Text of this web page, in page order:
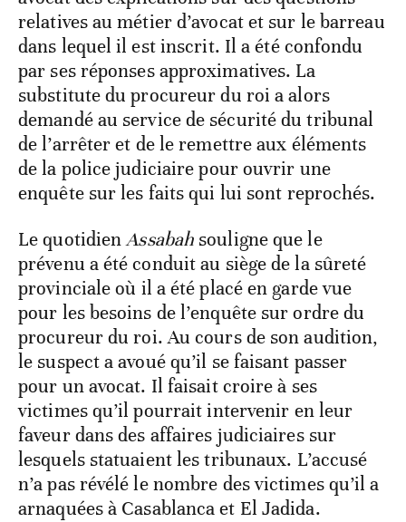
relatives au métier d’avocat et sur le barreau
dans lequel il est inscrit. Il a été confondu
par ses réponses approximatives. La
substitute du procureur du roi a alors
demandé au service de sécurité du tribunal
de l’arrêter et de le remettre aux éléments
de la police judiciaire pour ouvrir une
enquête sur les faits qui lui sont reprochés.
Le quotidienAssabah souligne que le
prévenu a été conduit au siège de la sûreté
provinciale où il a été placé en garde vue
pour les besoins de l’enquête sur ordre du
procureur du roi. Au cours de son audition,
le suspect a avoué qu’il se faisant passer
pour un avocat. Il faisait croire à ses
victimes qu’il pourrait intervenir en leur
faveur dans des affaires judiciaires sur
lesquels statuaient les tribunaux. L’accusé
n’a pas révélé le nombre des victimes qu’il a
arnaquées à Casablanca et El Jadida.